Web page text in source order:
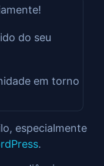
do seu
em torno
especialmente
.